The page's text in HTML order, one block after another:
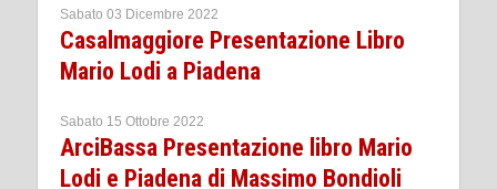
Sabato 03 Dicembre 2022
Casalmaggiore Presentazione Libro
Mario Lodi a Piadena
Sabato 15 Ottobre 2022
ArciBassa Presentazione libro Mario
Lodi e Piadena di Massimo Bondioli